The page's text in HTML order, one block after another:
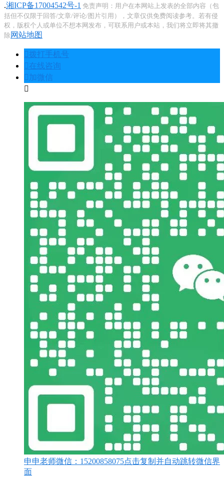
.湘ICP备17004542号-1 免责声明：用户在本网站上发表的全部内容（包
括但不仅限于回答/文章/评论/图片引用），文章仅供免费阅读参考。若有侵
权，版权个人或单位不想本网发布，可联系用户或本站，我们将立即将其撤
除 网站地图
󦁁 拨打手机号
󦃡 在线咨询
󦘑 加微信
󧁡
申申老师微信： 15200858075点击复制并自动跳转微信界
面